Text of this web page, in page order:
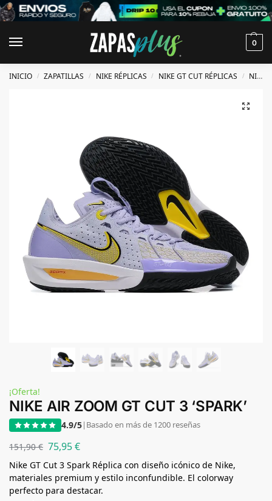
0
INICIO / ZAPATILLAS / NIKE RÉPLICAS / NIKE GT CUT RÉPLICAS / NIKE GT CUT 3 RÉPLICAS
¡Oferta!
NIKE AIR ZOOM GT CUT 3 ‘SPARK’
4.9/5| Basado en más de 1200 reseñas
151,90€ 75,95€
Nike GT Cut 3 Spark Réplica con diseño icónico de Nike,
materiales premium y estilo inconfundible. El colorway
perfecto para destacar.